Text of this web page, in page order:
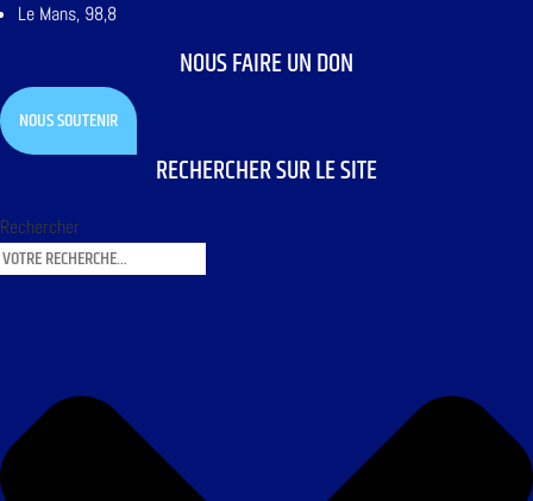
Le Mans, 98,8
NOUS FAIRE UN DON
NOUS SOUTENIR
RECHERCHER SUR LE SITE
Rechercher